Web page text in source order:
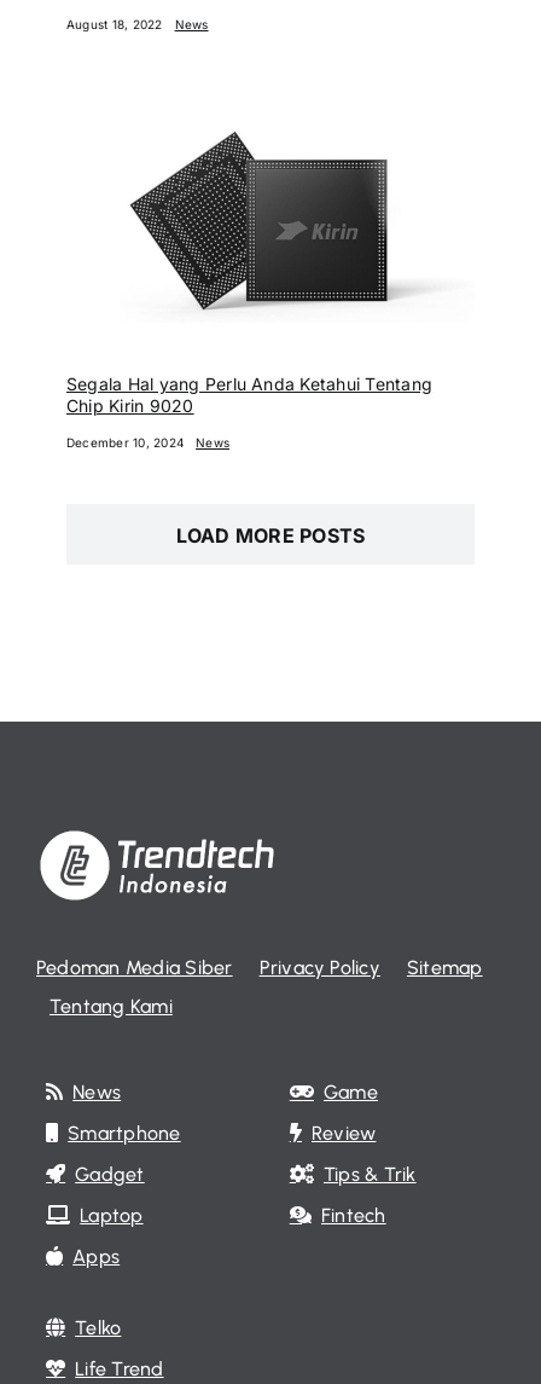
August 18, 2022 News
Segala Hal yang Perlu Anda Ketahui Tentang
Chip Kirin 9020
December 10, 2024 News
LOAD MORE POSTS
Pedoman Media Siber Privacy Policy
Sitemap
Tentang Kami
News
Smartphone
Gadget
Laptop
Apps
Game
Review
Tips & Trik
Fintech
Telko
Life Trend